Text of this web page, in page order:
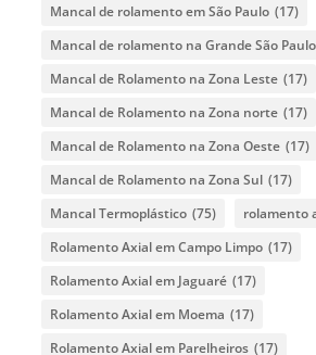
Mancal de rolamento em São Paulo (17)
Mancal de rolamento na Grande São Paulo
Mancal de Rolamento na Zona Leste (17)
Mancal de Rolamento na Zona norte (17)
Mancal de Rolamento na Zona Oeste (17)
Mancal de Rolamento na Zona Sul (17)
Mancal Termoplástico (75) rolamento
Rolamento Axial em Campo Limpo (17)
Rolamento Axial em Jaguaré (17)
Rolamento Axial em Moema (17)
Rolamento Axial em Parelheiros (17)